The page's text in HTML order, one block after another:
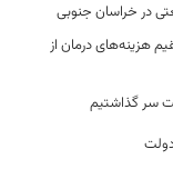
در خراسان جنوبی
هزینه‌های درمان از
سر گذاشتیم